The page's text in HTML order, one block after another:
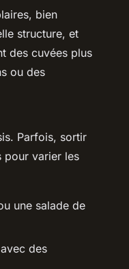
bien
structure, et
des cuvées plus
ou des
Parfois, sortir
pour varier les
une salade de
des